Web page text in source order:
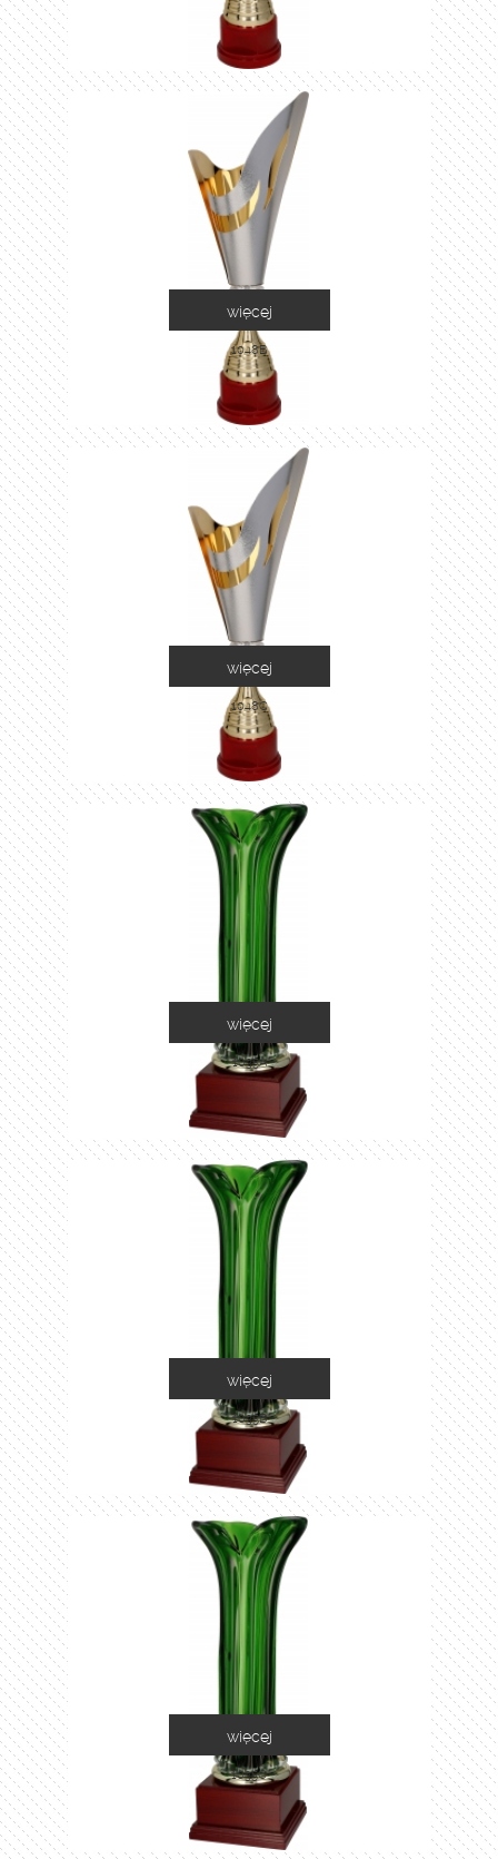
1048B
więcej
1048C
więcej
1035A
więcej
1035B
więcej
1035C
więcej